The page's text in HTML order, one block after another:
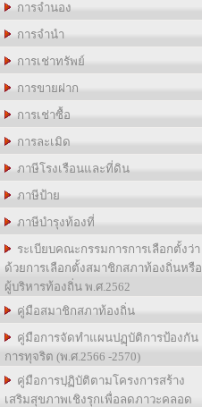
การจำนอง
การจำนำ
การเช่าทรัพย์
การขายฝาก
การเช่าซื้อ
การละเมิด
ภาษีโรงเรือนและที่ดิน
ภาษีป้าย
ภาษีบำรุงท้องที่
ระเบียบคณะกรรมการการเลือกตั้งว่า
ด้วยการเลือกตั้งสมาชิกสภาท้องถิ่นหรือ
ผู้บริหารท้องถิ่น พ.ศ.2562
คู่มือสมาชิกสภาท้องถิ่น
คู่มือการจัดทำแผนปฏฺบัติการป้องกัน
การทุจริต (พ.ศ.2566 -2570)
คู่มือการปฺฏิบัติตามโครงการสร้าง
เสริมสุขภาพเชิงรุกเพื่อลดภาวะคลอด